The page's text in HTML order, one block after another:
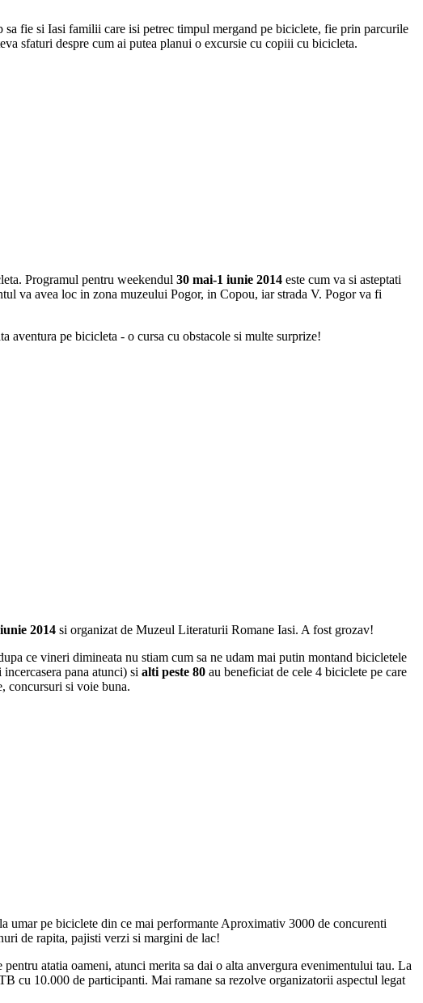
sa fie si Iasi familii care isi petrec timpul mergand pe biciclete, fie prin parcurile
sfaturi despre cum ai putea planui o excursie cu copiii cu bicicleta.
Programul pentru weekendul 30 mai-1 iunie 2014 este cum va si asteptati
va avea loc in zona muzeului Pogor, in Copou, iar strada V. Pogor va fi
aventura pe bicicleta - o cursa cu obstacole si multe surprize!
2014 si organizat de Muzeul Literaturii Romane Iasi. A fost grozav!
ce vineri dimineata nu stiam cum sa ne udam mai putin montand bicicletele
pana atunci) si alti peste 80 au beneficiat de cele 4 biciclete pe care
concursuri si voie buna.
umar pe biciclete din ce mai performante Aproximativ 3000 de concurenti
de rapita, pajisti verzi si margini de lac!
atatia oameni, atunci merita sa dai o alta anvergura evenimentului tau. La
cu 10.000 de participanti. Mai ramane sa rezolve organizatorii aspectul legat